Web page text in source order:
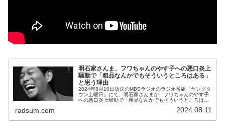
明石家さんま、フワちゃんのやす子への悪口炎上
騒動で「粗品なんかでもそういうところはある」
と思う理由
2024年8月10日放送のMBSラジオのラジオ番組『ヤングタ
ウン土曜日』にて、明石家さんまが、フワちゃんのやす子
への悪口炎上騒動で「粗品なんかでもそういうところはあ
radsum.com 2024.08.11